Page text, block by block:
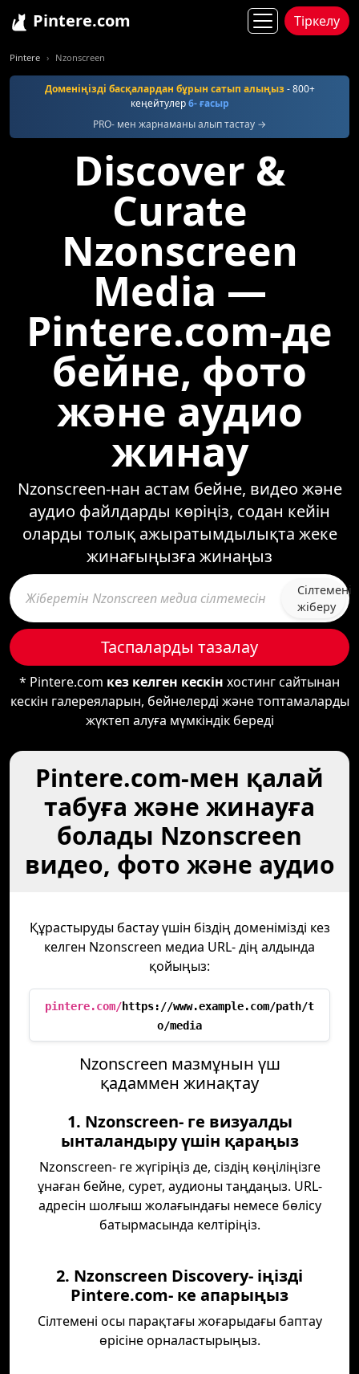
Pintere.com Тіркелу
Pintere Nzonscreen
Доменіңізді басқалардан бұрын сатып алыңыз- 800+
кеңейтулер6- ғасыр
PRO- мен жарнаманы алып тастау →
Discover &
Curate
Nzonscreen
Media —
Pintere.com-де
бейне, фото
және аудио
жинау
Nzonscreen-нан астам бейне, видео және
аудио файлдарды көріңіз, содан кейін
оларды толық ажыратымдылықта жеке
жинағыңызға жинаңыз
Сілтемені
жіберу
Таспаларды тазалау
* Pintere.com кез келген кескін хостинг сайтынан
кескін галереяларын, бейнелерді және топтамаларды
жүктеп алуға мүмкіндік береді
Pintere.com-мен қалай
табуға және жинауға
болады Nzonscreen
видео, фото және аудио
Құрастыруды бастау үшін біздің доменімізді кез
келген Nzonscreen медиа URL- дің алдында
қойыңыз:
pintere.com/https://www.example.com/path/t
o/media
Nzonscreen мазмұнын үш
қадаммен жинақтау
1. Nzonscreen- ге визуалды
ынталандыру үшін қараңыз
Nzonscreen- ге жүгіріңіз де, сіздің көңіліңізге
ұнаған бейне, сурет, аудионы таңдаңыз. URL-
адресін шолғыш жолағындағы немесе бөлісу
батырмасында келтіріңіз.
2. Nzonscreen Discovery- іңізді
Pintere.com- ке апарыңыз
Сілтемені осы парақтағы жоғарыдағы баптау
өрісіне орналастырыңыз.